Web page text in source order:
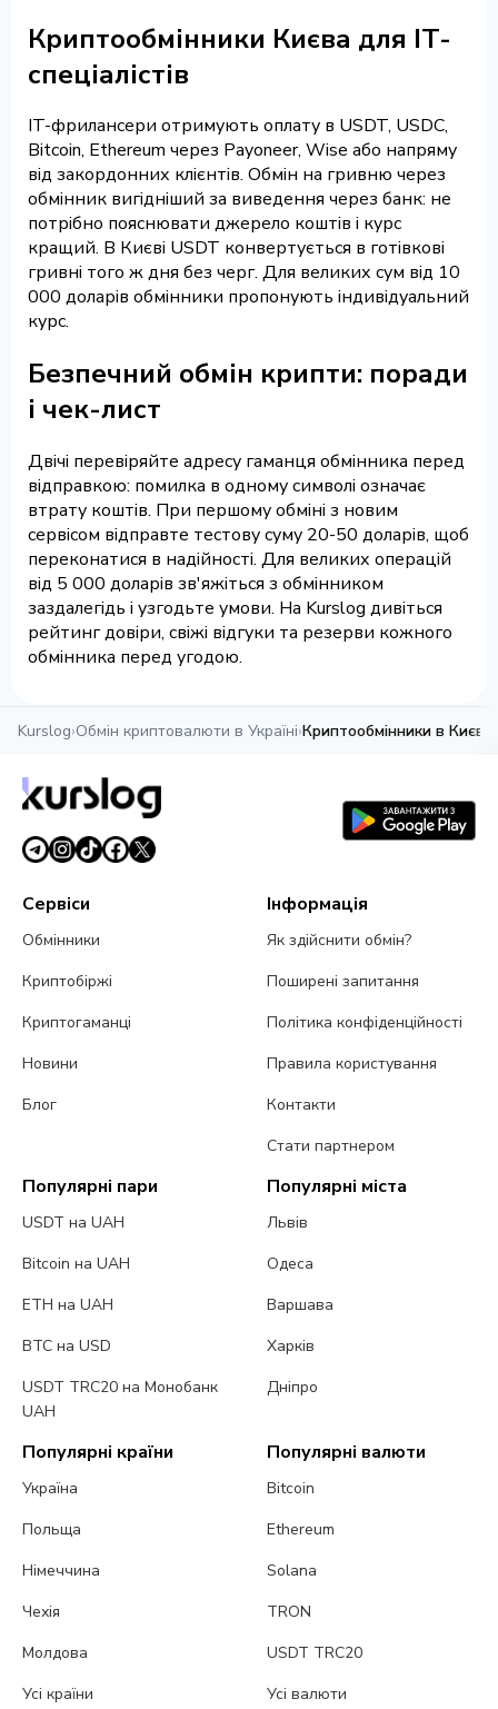
Криптообмінники Києва для IT-
спеціалістів
IT-фрилансери отримують оплату в USDT, USDC,
Bitcoin, Ethereum через Payoneer, Wise або напряму
від закордонних клієнтів. Обмін на гривню через
обмінник вигідніший за виведення через банк: не
потрібно пояснювати джерело коштів і курс
кращий. В Києві USDT конвертується в готівкові
гривні того ж дня без черг. Для великих сум від 10
000 доларів обмінники пропонують індивідуальний
курс.
Безпечний обмін крипти: поради
і чек-лист
Двічі перевіряйте адресу гаманця обмінника перед
відправкою: помилка в одному символі означає
втрату коштів. При першому обміні з новим
сервісом відправте тестову суму 20-50 доларів, щоб
переконатися в надійності. Для великих операцій
від 5 000 доларів зв'яжіться з обмінником
заздалегідь і узгодьте умови. На Kurslog дивіться
рейтинг довіри, свіжі відгуки та резерви кожного
обмінника перед угодою.
Kurslog›Обмін криптовалюти в Україні›Криптообмінники в Києві
Сервіси
Обмінники
Криптобіржі
Криптогаманці
Новини
Блог
Інформація
Як здійснити обмін?
Поширені запитання
Політика конфіденційності
Правила користування
Контакти
Стати партнером
Популярні пари
USDT на UAH
Bitcoin на UAH
ETH на UAH
BTC на USD
USDT TRC20 на Монобанк
UAH
Популярні міста
Львів
Одеса
Варшава
Харків
Дніпро
Популярні країни
Україна
Польща
Німеччина
Чехія
Молдова
Усі країни
Популярні валюти
Bitcoin
Ethereum
Solana
TRON
USDT TRC20
Усі валюти